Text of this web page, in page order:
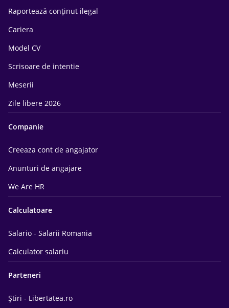
Raportează conținut ilegal
Cariera
Model CV
Scrisoare de intentie
Meserii
Zile libere 2026
Companie
Creeaza cont de angajator
Anunturi de angajare
We Are HR
Calculatoare
Salario - Salarii Romania
Calculator salariu
Parteneri
Știri - Libertatea.ro